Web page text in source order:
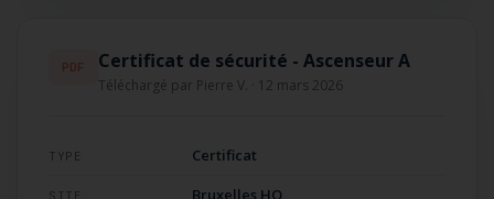
PDF Certificat de sécurité - Ascenseur A
Téléchargé par Pierre V. · 12 mars 2026
TYPE Certificat
Bruxelles HQ